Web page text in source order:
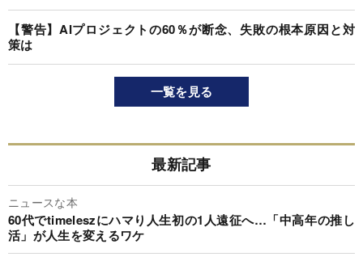
【警告】AIプロジェクトの60％が断念、失敗の根本原因と対
策は
一覧を見る
最新記事
ニュースな本
60代でtimeleszにハマり人生初の1人遠征へ…「中高年の推し
活」が人生を変えるワケ